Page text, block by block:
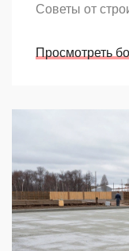
Советы от
Просмотреть